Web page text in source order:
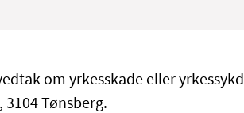
om yrkesskade eller
3104 Tønsberg.